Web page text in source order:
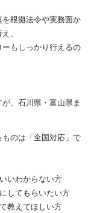
根拠法令や実務面か
、
もしっかり行えるの
、石川県・富山県ま
のは「全国対応」で
いわからない方
してもらいたい方
教えてほしい方